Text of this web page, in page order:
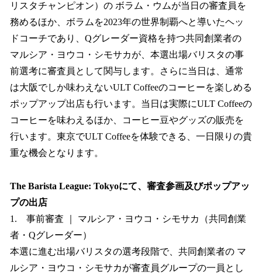
リスタチャンピオン）の ボラム・ウムが当日の審査員を
務めるほか、ボラムを2023年の世界制覇へと導いたヘッ
ドコーチであり、Qグレーダー資格を持つ共同創業者の
マルシア・ヨウコ・シモサカが、本選出場バリスタの事
前選考に審査員として関与します。さらに当日は、通常
は大阪でしか味わえないULT Coffeeのコーヒーを楽しめる
ポップアップ出店も行います。当日は実際にULT Coffeeの
コーヒーを味わえるほか、コーヒー豆やグッズの販売を
行います。東京でULT Coffeeを体験できる、一日限りの貴
重な機会となります。
The Barista League: Tokyoにて、審査参画及びポップアッ
プの出店
1. 事前審査 ｜ マルシア・ヨウコ・シモサカ（共同創業
者・Qグレーダー）
本選に進む出場バリスタの選考段階で、共同創業者の マ
ルシア・ヨウコ・シモサカが審査員グループの一員とし